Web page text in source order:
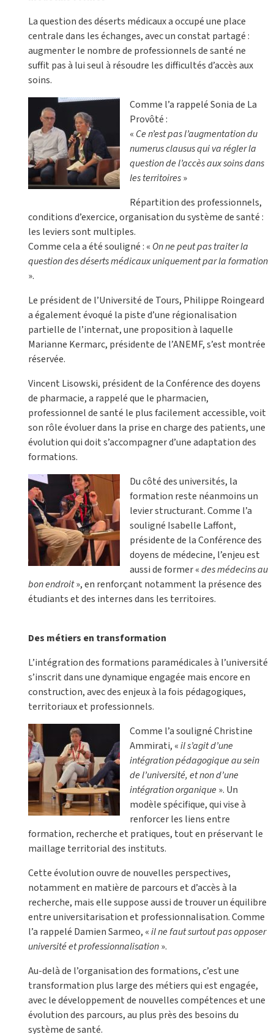
La question des déserts médicaux a occupé une place
centrale dans les échanges, avec un constat partagé :
augmenter le nombre de professionnels de santé ne
suffit pas à lui seul à résoudre les difficultés d’accès aux
soins.
Comme l’a rappelé Sonia de La
Provôté :
« Ce n’est pas l’augmentation du
numerus clausus qui va régler la
question de l’accès aux soins dans
les territoires»
Répartition des professionnels,
conditions d’exercice, organisation du système de santé :
les leviers sont multiples.
Comme cela a été souligné : « On ne peut pas traiter la
question des déserts médicaux uniquement par la formation
».
Le président de l’Université de Tours, Philippe Roingeard
a également évoqué la piste d’une régionalisation
partielle de l’internat, une proposition à laquelle
Marianne Kermarc, présidente de l’ANEMF, s’est montrée
réservée.
Vincent Lisowski, président de la Conférence des doyens
de pharmacie, a rappelé que le pharmacien,
professionnel de santé le plus facilement accessible, voit
son rôle évoluer dans la prise en charge des patients, une
évolution qui doit s’accompagner d’une adaptation des
formations.
Du côté des universités, la
formation reste néanmoins un
levier structurant. Comme l’a
souligné Isabelle Laffont,
présidente de la Conférence des
doyens de médecine, l’enjeu est
aussi de former «des médecins au
bon endroit», en renforçant notamment la présence des
étudiants et des internes dans les territoires.
Des métiers en transformation
L’intégration des formations paramédicales à l’université
s’inscrit dans une dynamique engagée mais encore en
construction, avec des enjeux à la fois pédagogiques,
territoriaux et professionnels.
Comme l’a souligné Christine
Ammirati, «il s’agit d’une
intégration pédagogique au sein
de l’université, et non d’une
intégration organique». Un
modèle spécifique, qui vise à
renforcer les liens entre
formation, recherche et pratiques, tout en préservant le
maillage territorial des instituts.
Cette évolution ouvre de nouvelles perspectives,
notamment en matière de parcours et d’accès à la
recherche, mais elle suppose aussi de trouver un équilibre
entre universitarisation et professionnalisation. Comme
l’a rappelé Damien Sarmeo, «il ne faut surtout pas opposer
université et professionnalisation».
Au-delà de l’organisation des formations, c’est une
transformation plus large des métiers qui est engagée,
avec le développement de nouvelles compétences et une
évolution des parcours, au plus près des besoins du
système de santé.